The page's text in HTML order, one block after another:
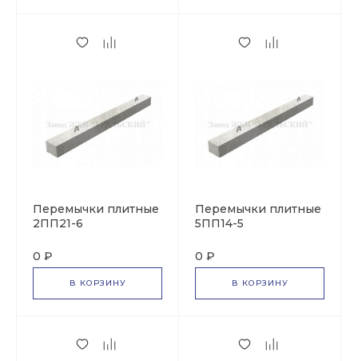
Перемычки плитные
2ПП21-6
0 ₽
В КОРЗИНУ
Перемычки плитные
5ПП14-5
0 ₽
В КОРЗИНУ